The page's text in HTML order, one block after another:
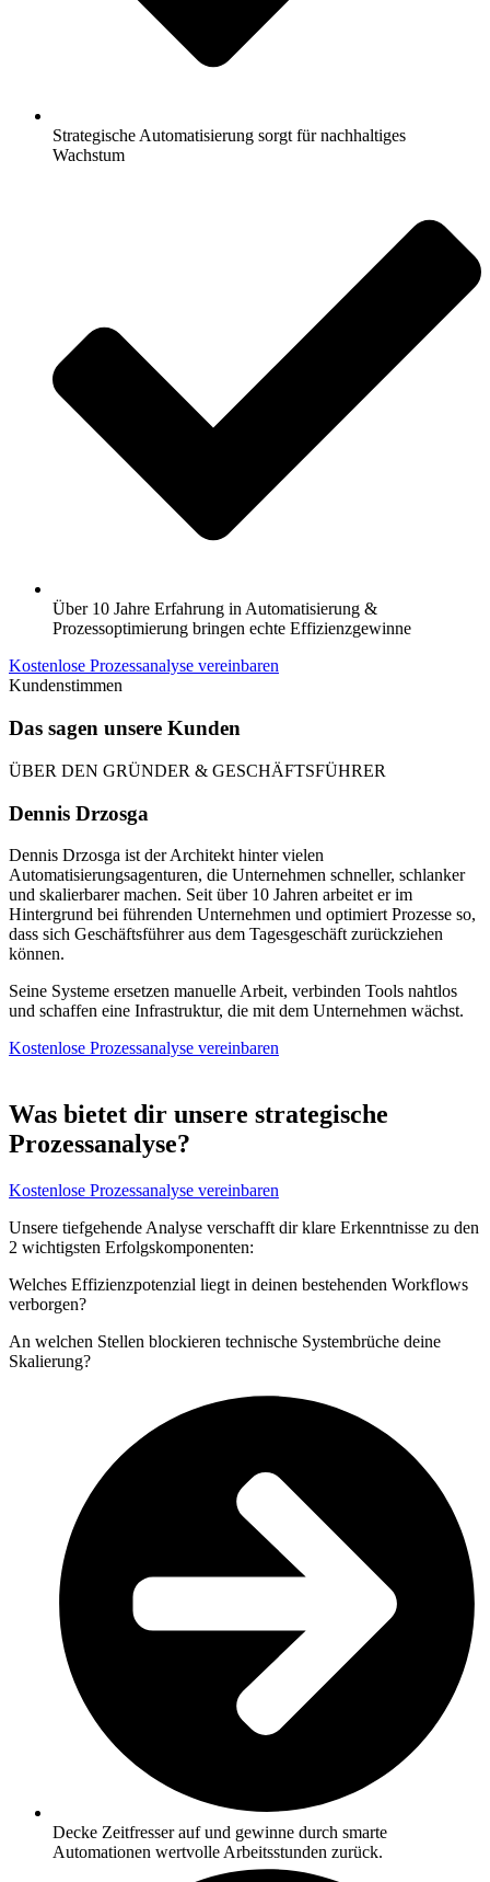
Strategische Automatisierung sorgt für nachhaltiges
Wachstum
Über 10 Jahre Erfahrung in Automatisierung &
Prozessoptimierung bringen echte Effizienzgewinne
Kostenlose Prozessanalyse vereinbaren
Kundenstimmen
Das sagen unsere Kunden
ÜBER DEN GRÜNDER & GESCHÄFTSFÜHRER
Dennis Drzosga
Dennis Drzosga ist der Architekt hinter vielen
Automatisierungsagenturen, die Unternehmen schneller, schlanker
und skalierbarer machen. Seit über 10 Jahren arbeitet er im
Hintergrund bei führenden Unternehmen und optimiert Prozesse so,
dass sich Geschäftsführer aus dem Tagesgeschäft zurückziehen
können.
Seine Systeme ersetzen manuelle Arbeit, verbinden Tools nahtlos
und schaffen eine Infrastruktur, die mit dem Unternehmen wächst.
Kostenlose Prozessanalyse vereinbaren
Was bietet dir unsere strategische
Prozessanalyse?
Kostenlose Prozessanalyse vereinbaren
Unsere tiefgehende Analyse verschafft dir klare Erkenntnisse zu den
2 wichtigsten Erfolgskomponenten:
Welches Effizienzpotenzial liegt in deinen bestehenden Workflows
verborgen?
An welchen Stellen blockieren technische Systembrüche deine
Skalierung?
Decke Zeitfresser auf und gewinne durch smarte
Automationen wertvolle Arbeitsstunden zurück.